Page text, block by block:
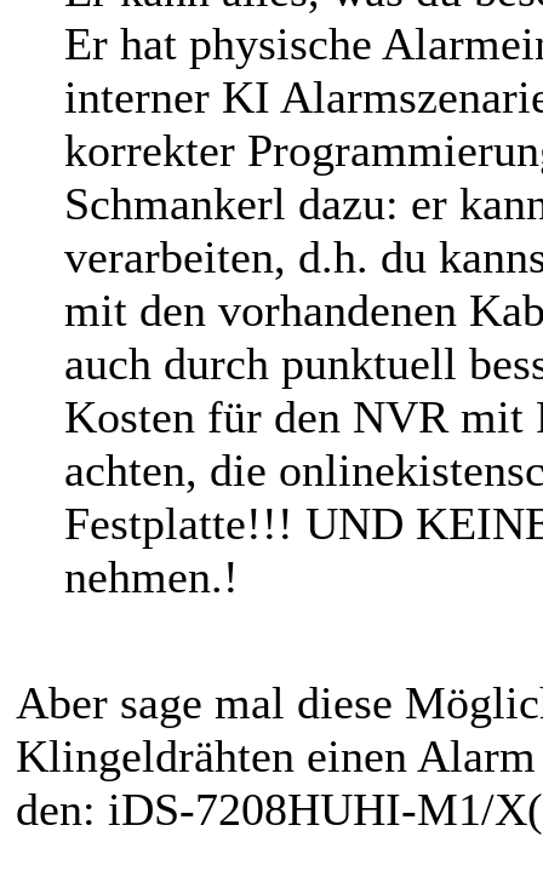
Er hat physische
interner KI
korrekter
Schmankerl dazu: er
verarbeiten, d.h. du
mit den vorhandenen
auch durch punktuell
Kosten für den NVR mit
achten, die
Festplatte!!! UND
nehmen.!
Aber sage mal diese
Klingeldrähten einen
den: iDS-7208HUHI-M1/